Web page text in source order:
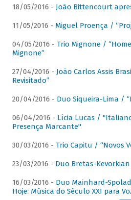
18/05/2016 - João Bittencourt
11/05/2016 - Miguel Proença /
04/05/2016 - Trio Mignone /
Mignone”
27/04/2016 - João Carlos Assis
Revisitado”
20/04/2016 - Duo Siqueira-Lima /
06/04/2016 - Lícia Lucas /
Presença Marcante"
30/03/2016 - Trio Capitu / “Novos
23/03/2016 - Duo Bretas-
16/03/2016 - Duo Mainhard-
Hoje: Música do Século XXI para